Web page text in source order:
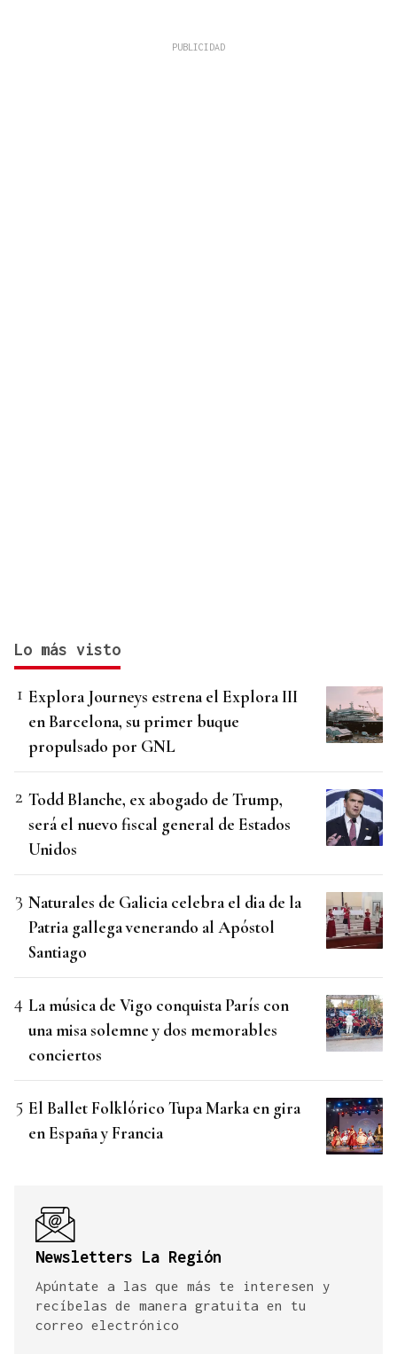
Lo más visto
Explora Journeys estrena el Explora III
en Barcelona, su primer buque
propulsado por GNL
Todd Blanche, ex abogado de Trump,
será el nuevo fiscal general de Estados
Unidos
Naturales de Galicia celebra el dia de la
Patria gallega venerando al Apóstol
Santiago
La música de Vigo conquista París con
una misa solemne y dos memorables
conciertos
El Ballet Folklórico Tupa Marka en gira
en España y Francia
Newsletters La Región
Apúntate a las que más te interesen y
recíbelas de manera gratuita en tu
correo electrónico